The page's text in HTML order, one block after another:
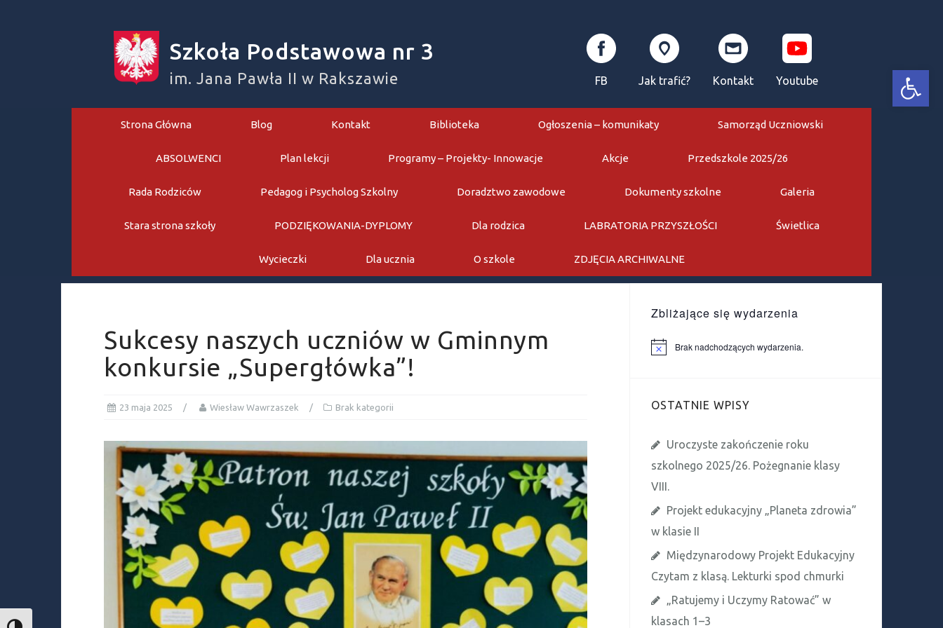
Otwórz pasek narzędzi
Szkoła Podstawowa nr 3
im. Jana Pawła II w Rakszawie FB Jak trafić? Kontakt Youtube
Strona Główna Blog Kontakt Biblioteka Ogłoszenia – komunikaty Samorząd Uczniowski
ABSOLWENCI Plan lekcji Programy – Projekty- Innowacje Akcje Przedszkole 2025/26
Rada Rodziców Pedagog i Psycholog Szkolny Doradztwo zawodowe Dokumenty szkolne Galeria
Stara strona szkoły PODZIĘKOWANIA-DYPLOMY Dla rodzica LABRATORIA PRZYSZŁOŚCI Świetlica
Wycieczki Dla ucznia O szkole ZDJĘCIA ARCHIWALNE
Sukcesy naszych uczniów w Gminnym
konkursie „Supergłówka”!
23 maja 2025 Wiesław Wawrzaszek Brak kategorii
Zbliżające się wydarzenia
d
e
n
e
Brak nadchodzących wydarzenia.
OSTATNIE WPISY
Uroczyste zakończenie roku
szkolnego 2025/26. Pożegnanie klasy
VIII.
Projekt edukacyjny „Planeta zdrowia”
w klasie II
Międzynarodowy Projekt Edukacyjny
Czytam z klasą. Lekturki spod chmurki
„Ratujemy i Uczymy Ratować” w
klasach 1–3